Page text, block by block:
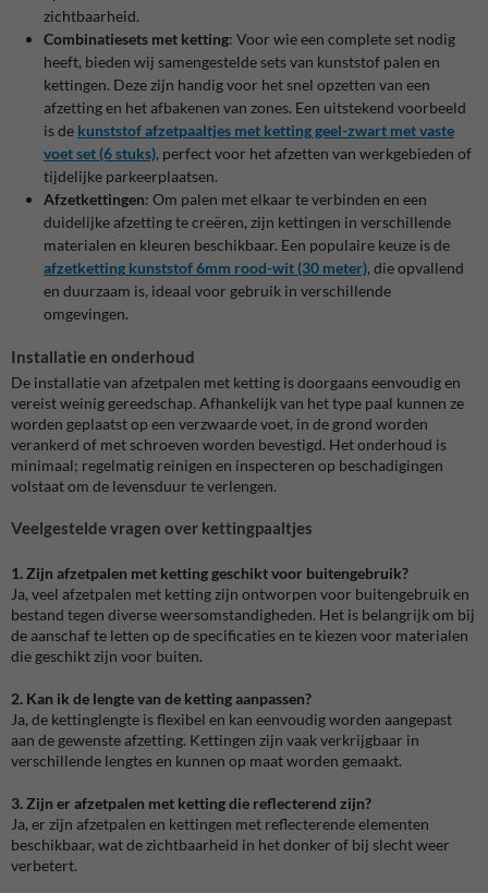
zichtbaarheid.
Combinatiesets met ketting: Voor wie een complete set nodig
heeft, bieden wij samengestelde sets van kunststof palen en
kettingen. Deze zijn handig voor het snel opzetten van een
afzetting en het afbakenen van zones. Een uitstekend voorbeeld
is de kunststofafzetpaaltjes met kettinggeel-zwart metvaste
voetset(6stuks), perfect voor het afzetten van werkgebieden of
tijdelijke parkeerplaatsen.
Afzetkettingen: Om palen met elkaar te verbinden en een
duidelijke afzetting te creëren, zijn kettingen in verschillende
materialen en kleuren beschikbaar. Een populaire keuze is de
afzetketting kunststof6mm rood-wit(30 meter), die opvallend
en duurzaam is, ideaal voor gebruik in verschillende
omgevingen.
Installatie en onderhoud
De installatie van afzetpalen met ketting is doorgaans eenvoudig en
vereist weinig gereedschap. Afhankelijk van het type paal kunnen ze
worden geplaatst op een verzwaarde voet, in de grond worden
verankerd of met schroeven worden bevestigd. Het onderhoud is
minimaal; regelmatig reinigen en inspecteren op beschadigingen
volstaat om de levensduur te verlengen.
Veelgestelde vragen over kettingpaaltjes
1. Zijn afzetpalen met ketting geschikt voor buitengebruik?
Ja, veel afzetpalen met ketting zijn ontworpen voor buitengebruik en
bestand tegen diverse weersomstandigheden. Het is belangrijk om bij
de aanschaf te letten op de specificaties en te kiezen voor materialen
die geschikt zijn voor buiten.
2. Kan ik de lengte van de ketting aanpassen?
Ja, de kettinglengte is flexibel en kan eenvoudig worden aangepast
aan de gewenste afzetting. Kettingen zijn vaak verkrijgbaar in
verschillende lengtes en kunnen op maat worden gemaakt.
3. Zijn er afzetpalen met ketting die reflecterend zijn?
Ja, er zijn afzetpalen en kettingen met reflecterende elementen
beschikbaar, wat de zichtbaarheid in het donker of bij slecht weer
verbetert.